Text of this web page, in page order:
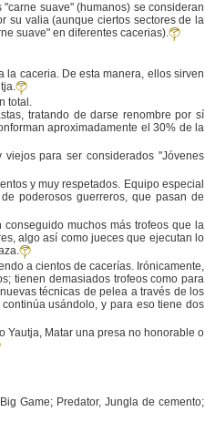
suave" (humanos) se consideran
su valia (aunque ciertos sectores de la
suave" en diferentes cacerias).
la caceria. De esta manera, ellos sirven
total.
tratando de darse renombre por sí
aproximadamente el 30% de la
para ser considerados "Jóvenes
y muy respetados. Equipo especial
poderosos guerreros, que pasan de
muchos más trofeos que la
algo así como jueces que ejecutan lo
a cientos de cacerías. Irónicamente,
tienen demasiados trofeos como para
técnicas de pelea a través de los
usándolo, y para eso tiene dos
Yautja, Matar una presa no honorable o
Game; Predator, Jungla de cemento;